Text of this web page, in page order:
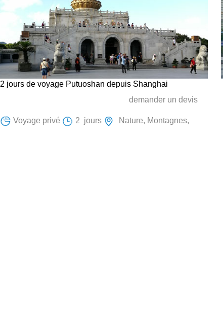
2 jours de voyage Putuoshan depuis Shanghai
Voyage privé 2 jours
Nature, Montagnes,
demander un devis